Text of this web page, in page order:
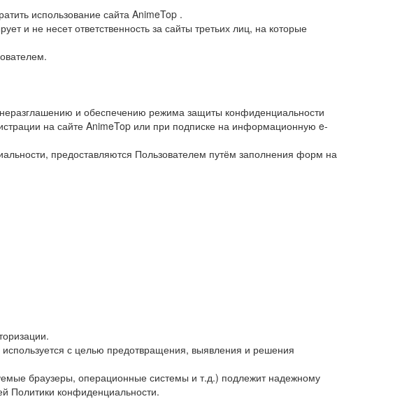
использование сайта AnimeTop .
и не несет ответственность за сайты третьих лиц, на которые
и обеспечению режима защиты конфиденциальности
на сайте AnimeTop или при подписке на информационную e-
предоставляются Пользователем путём заполнения форм на
с целью предотвращения, выявления и решения
браузеры, операционные системы и т.д.) подлежит надежному
Политики конфиденциальности.